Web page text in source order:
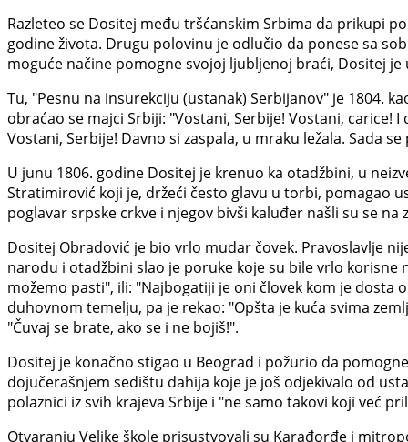
Razleteo se Dositej među tršćanskim Srbima da prikupi
godine života. Drugu polovinu je odlučio da ponese sa
moguće načine pomogne svojoj ljubljenoj braći, Dositej
Tu, "Pesnu na insurekciju (ustanak) Serbijanov" je 1804.
obraćao se majci Srbiji: "Vostani, Serbije! Vostani, carice!
Vostani, Serbije! Davno si zaspala, u mraku ležala. Sada
U junu 1806. godine Dositej je krenuo ka otadžbini, u
Stratimirović koji je, držeći često glavu u torbi, pomagao
poglavar srpske crkve i njegov bivši kaluđer našli su se
Dositej Obradović je bio vrlo mudar čovek. Pravoslavlje
narodu i otadžbini slao je poruke koje su bile vrlo korisne
možemo pasti", ili: "Najbogatiji je oni človek kom je dosta
duhovnom temelju, pa je rekao: "Opšta je kuća svima
"Čuvaj se brate, ako se i ne bojiš!".
Dositej je konačno stigao u Beograd i požurio da
dojučerašnjem sedištu dahija koje je još odjekivalo od
polaznici iz svih krajeva Srbije i "ne samo takovi koji već
Otvaranju Velike škole prisustvovali su Karađorđe i